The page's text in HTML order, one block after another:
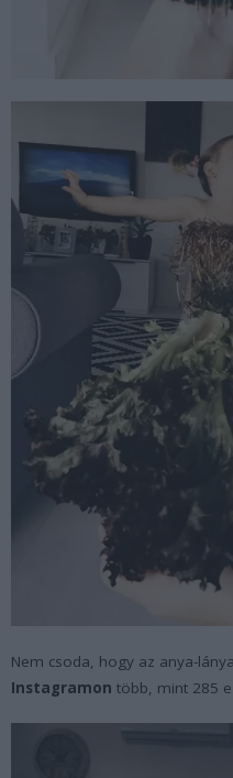
Nem csoda, hogy az anya-
Instagramon több, mint 285